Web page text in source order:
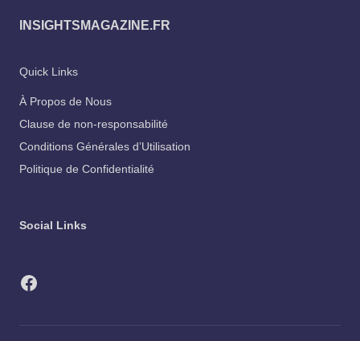
INSIGHTSMAGAZINE.FR
Quick Links
À Propos de Nous
Clause de non-responsabilité
Conditions Générales d’Utilisation
Politique de Confidentialité
Social Links
Facebook